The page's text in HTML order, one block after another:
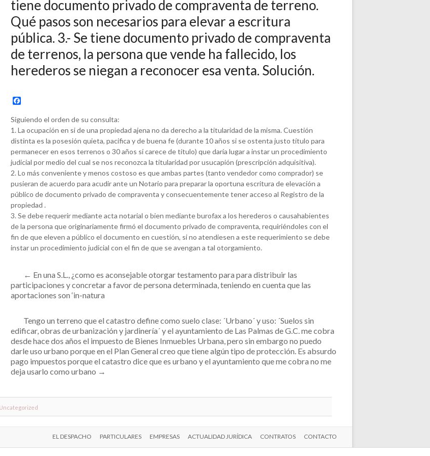
tiene documento privado de compraventa de terreno.
Qué pasos son necesarios para elevar a escritura
pública. 3.- Se tiene documento privado de compraventa
de terrenos, la persona que vende ha fallecido, los
herederos se niegan a reconocer esa venta. Solución.
F
c
e
b
o
o
k
Siguiendo el orden de su consulta:
1. La ocupación en si de una propiedad ajena no da derecho a la titularidad de la misma. Cuestión
distinta es la posesión quieta, pacifica y de buena fe (durante 10 años si se ostenta justo título para
permanecer en esos terrenos o 30 años si carece de título) que daría lugar a instar un procedimiento
judicial por medio del cual se nos reconozca la titularidad por usucapión (prescripción adquisitiva).
2. Lo más conveniente y menos costoso es que ambas partes (tanto vendedor como comprador) se
pusieran de acuerdo para acudir ante un Notario para preparar la oportuna escritura de elevación a
público de documento privado de compraventa y consecuentemente tener acceso al Registro de la
propiedad .
3. Se debe requerir mediante acta notarial o bien mediante burofax a los herederos o causahabientes
de la persona que originariamente firmó el documento privado de compraventa, requiriéndoles con el
fin de que eleven a público el documento en cuestión, si no atendiesen a este requerimiento se debe
instar un procedimiento judicial con el fin de que se avengan a tal otorgamiento.
← En una S.L., ¿como es aconsejable otorgar testamento para para distribuir las
participaciones y concretar a favor de persona determinada, teniendo en cuenta que las
aportaciones son ‘in-natura
Tengo un terreno que el catastro define como suelo clase: ´Urbano´ y uso: ´Suelos sin
edificar, obras de urbanización y jardinería´ y el ayuntamiento de Las Palmas de G.C. me cobra
desde hace dos años el impuesto de Bienes Inmuebles Urbana, pero sin embargo no puedo
darle uso urbano porque en el Plan General creo que tiene algún tipo de protección. Es absurdo
pago impuestos porque el catastro dice que es urbano y el ayuntamiento que me cobra no me
deja usarlo como urbano →
Uncategorized
EL DESPACHO PARTICULARES EMPRESAS ACTUALIDAD JURÍDICA CONTRATOS CONTACTO